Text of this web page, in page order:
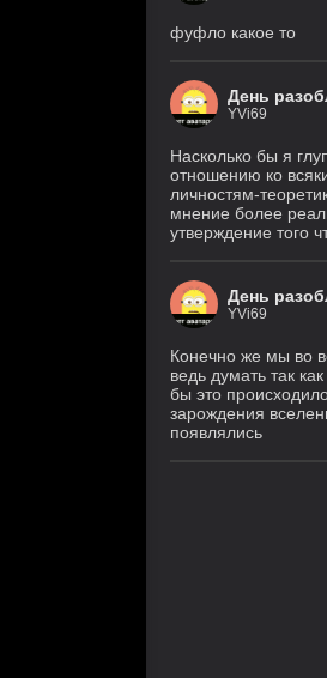
фуфло какое то
День
YVi69
Насколько бы я
отношению ко
личностям-
мнение более
утверждение того
День
YVi69
Конечно же мы во
ведь думать так
бы это
зарождения
появлялись